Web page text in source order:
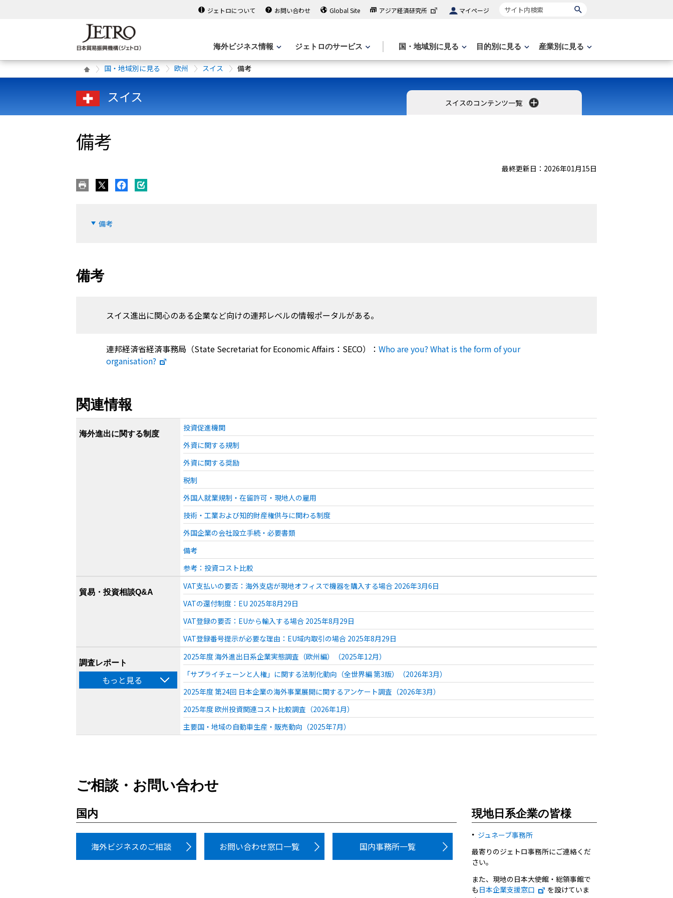
ジェトロについて お問い合わせ Global Site アジア経済研究所 マイページ サイト内検索
海外ビジネス情報 ジェトロのサービス 国・地域別に見る 目的別に見る 産業別に見る
国・地域別に見る 欧州 スイス 備考
スイス スイスのコンテンツ一覧
備考
最終更新日：2026年01月15日
備考
備考
スイス進出に関心のある企業など向けの連邦レベルの情報ポータルがある。
連邦経済省経済事務局（State Secretariat for Economic Affairs ：SECO）： Who are you? What is the form of your
organisation?
関連情報
海外進出に関する制度
投資促進機関
外資に関する規制
外資に関する奨励
税制
外国人就業規制・在留許可・現地人の雇用
技術・工業および知的財産権供与に関わる制度
外国企業の会社設立手続・必要書類
備考
参考：投資コスト比較
貿易・投資相談Q&A
VAT支払いの要否：海外支店が現地オフィスで機器を購入する場合 2026年3月6日
VATの還付制度：EU 2025年8月29日
VAT登録の要否：EUから輸入する場合 2025年8月29日
VAT登録番号提示が必要な理由：EU域内取引の場合 2025年8月29日
調査レポート
もっと見る
2025年度 海外進出日系企業実態調査（欧州編）（2025年12月）
「サプライチェーンと人権」に関する法制化動向（全世界編 第3版）（2026年3月）
2025年度 第24回 日本企業の海外事業展開に関するアンケート調査（2026年3月）
2025年度 欧州投資関連コスト比較調査（2026年1月）
主要国・地域の自動車生産・販売動向（2025年7月）
ご相談・お問い合わせ
国内
海外ビジネスのご相談 お問い合わせ窓口一覧 国内事務所一覧
現地日系企業の皆様
ジュネーブ事務所
最寄りのジェトロ事務所にご連絡くだ
さい。
また、現地の日本大使館・総領事館で
も 日本企業支援窓口
を設けていま